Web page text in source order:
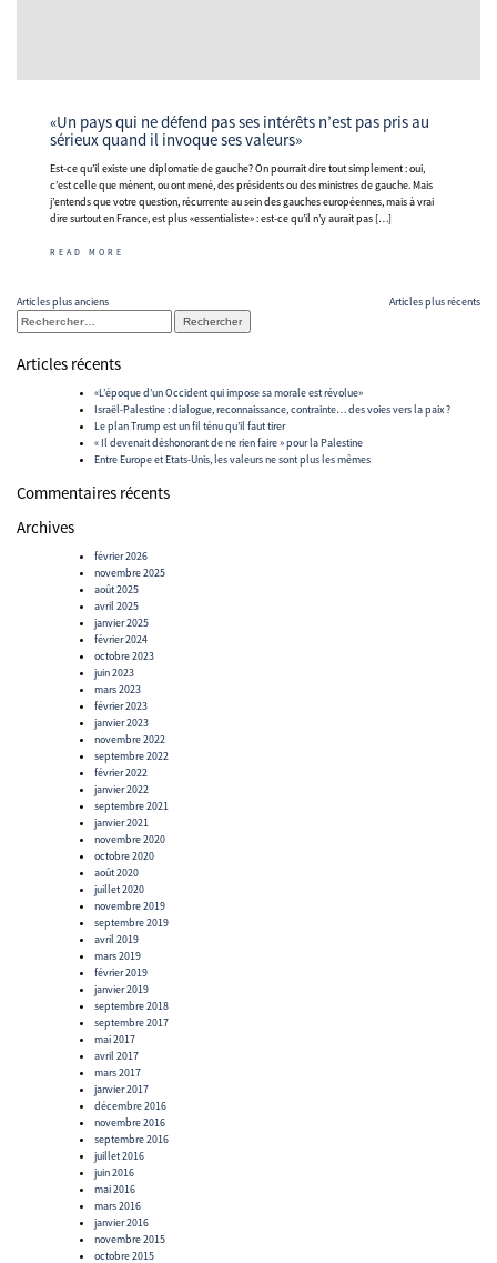
«Un pays qui ne défend pas ses intérêts n’est pas pris au
sérieux quand il invoque ses valeurs»
Est-ce qu’il existe une diplomatie de gauche? On pourrait dire tout simplement : oui,
c’est celle que mènent, ou ont mené, des présidents ou des ministres de gauche. Mais
j’entends que votre question, récurrente au sein des gauches européennes, mais à vrai
dire surtout en France, est plus «essentialiste» : est-ce qu’il n’y aurait pas […]
READ MORE
Navigation
des
articles
Articles plus anciens
Articles plus récents
Rechercher :
Articles récents
«L’époque d’un Occident qui impose sa morale est révolue»
Israël-Palestine : dialogue, reconnaissance, contrainte… des voies vers la paix ?
Le plan Trump est un fil ténu qu’il faut tirer
« Il devenait déshonorant de ne rien faire » pour la Palestine
Entre Europe et Etats-Unis, les valeurs ne sont plus les mêmes
Commentaires récents
Archives
février 2026
novembre 2025
août 2025
avril 2025
janvier 2025
février 2024
octobre 2023
juin 2023
mars 2023
février 2023
janvier 2023
novembre 2022
septembre 2022
février 2022
janvier 2022
septembre 2021
janvier 2021
novembre 2020
octobre 2020
août 2020
juillet 2020
novembre 2019
septembre 2019
avril 2019
mars 2019
février 2019
janvier 2019
septembre 2018
septembre 2017
mai 2017
avril 2017
mars 2017
janvier 2017
décembre 2016
novembre 2016
septembre 2016
juillet 2016
juin 2016
mai 2016
mars 2016
janvier 2016
novembre 2015
octobre 2015